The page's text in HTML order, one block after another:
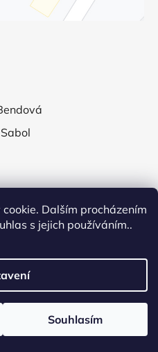
Dalším procházením
s jejich používáním..
Souhlasím
Shoptet
potřeby EquTex. Všechna
nastavení cookies